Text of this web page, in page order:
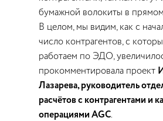
бумажной волокиты в
В целом, мы видим, как с
число контрагентов, с
работаем по ЭДО,
прокомментировала проект
Лазарева, руководитель
расчётов с контрагентами и
операциями AGC.